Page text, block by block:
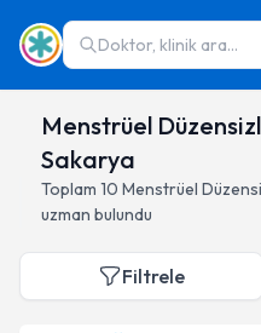
Doktor, klinik ara...
Menstrüel
Sakarya
Toplam 10 Menstrüel
uzman bulundu
Filtrele